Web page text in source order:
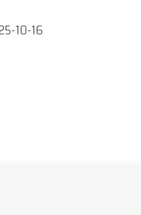
10-16